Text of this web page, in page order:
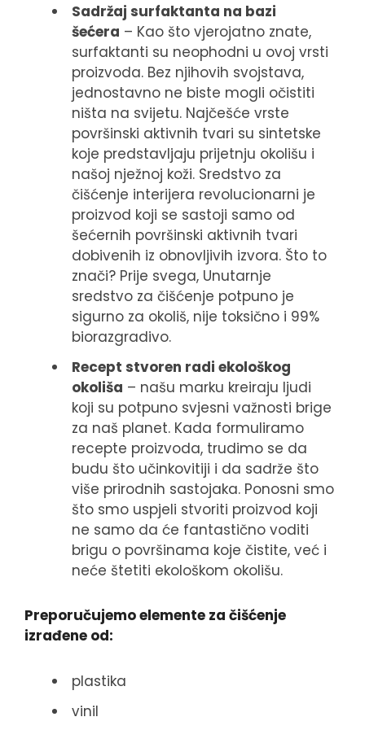
Sadržaj surfaktanta na bazi
šećera – Kao što vjerojatno znate,
surfaktanti su neophodni u ovoj vrsti
proizvoda. Bez njihovih svojstava,
jednostavno ne biste mogli očistiti
ništa na svijetu. Najčešće vrste
površinski aktivnih tvari su sintetske
koje predstavljaju prijetnju okolišu i
našoj nježnoj koži. Sredstvo za
čišćenje interijera revolucionarni je
proizvod koji se sastoji samo od
šećernih površinski aktivnih tvari
dobivenih iz obnovljivih izvora. Što to
znači? Prije svega, Unutarnje
sredstvo za čišćenje potpuno je
sigurno za okoliš, nije toksično i 99%
biorazgradivo.
Recept stvoren radi ekološkog
okoliša – našu marku kreiraju ljudi
koji su potpuno svjesni važnosti brige
za naš planet. Kada formuliramo
recepte proizvoda, trudimo se da
budu što učinkovitiji i da sadrže što
više prirodnih sastojaka. Ponosni smo
što smo uspjeli stvoriti proizvod koji
ne samo da će fantastično voditi
brigu o površinama koje čistite, već i
neće štetiti ekološkom okolišu.
Preporučujemo elemente za čišćenje
izrađene od:
plastika
vinil